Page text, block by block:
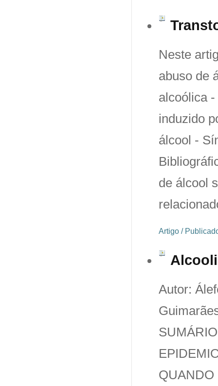
Neste
abuso de
alcoólica
induzido
álcool -
de álcool
Artigo /
Autor:
QUANDO